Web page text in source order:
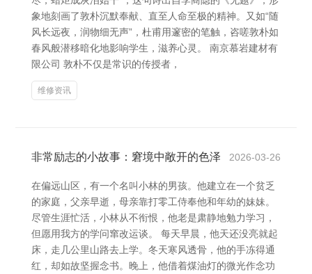
象地刻画了敦朴沉默奉献、直至人命至极的精神。又如“随
风长远夜，润物细无声”，杜甫用邃密的笔触，咨嗟敦朴如
春风般潜移暗化地影响学生，滋养心灵。 南京慕岩建材有
限公司 敦朴不仅是常识的传授者，
维修资讯
非常励志的小故事：窘境中敞开的色泽 2026-03-26
在偏远山区，有一个名叫小林的男孩。他建立在一个贫乏
的家庭，父亲早逝，母亲靠打零工侍奉他和年幼的妹妹。
尽管生涯忙活，小林从不衔恨，他老是肃静地勉力学习，
但愿用我方的学问窜改运谈。 每天早晨，他天还没亮就起
床，走几公里山路去上学。冬天寒风透骨，他的手冻得通
红，却如故坚握念书。晚上，他借着煤油灯的微光作念功